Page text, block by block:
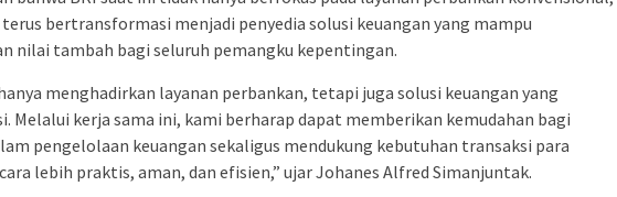
bertransformasi menjadi penyedia solusi keuangan yang mampu
nilai tambah bagi seluruh pemangku kepentingan.
menghadirkan layanan perbankan, tetapi juga solusi keuangan yang
Melalui kerja sama ini, kami berharap dapat memberikan kemudahan bagi
pengelolaan keuangan sekaligus mendukung kebutuhan transaksi para
lebih praktis, aman, dan efisien,” ujar Johanes Alfred Simanjuntak.